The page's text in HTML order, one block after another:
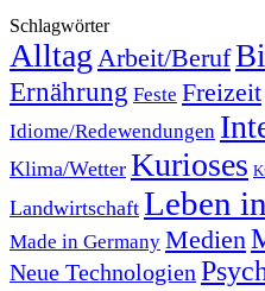
Schlagwörter
Alltag Arbeit/Beruf
Ernährung Feste Freizeit
Idiome/Redewendungen
Klima/Wetter Kurioses
Landwirtschaft Leben
Made in Germany Medien
Neue Technologien